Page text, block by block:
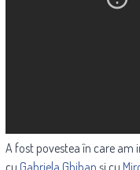
A fost povestea în care am